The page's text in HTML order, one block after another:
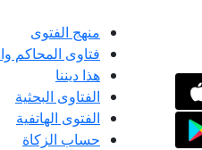
منهج الفتوى
فتاوى المحاكم
هذا ديننا
الفتاوى البحثية
الفتوى الهاتفية
حساب الزكاة